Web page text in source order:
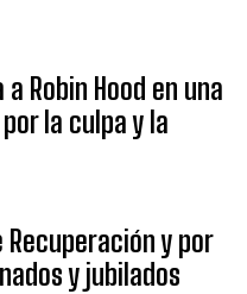
Robin Hood en una
la culpa y la
Recuperación y por
y jubilados